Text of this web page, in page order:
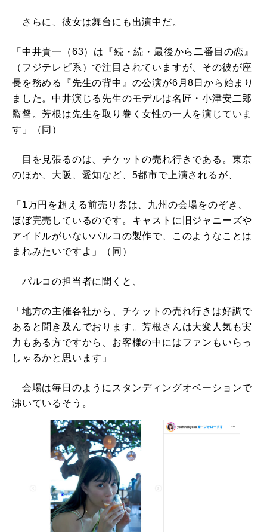
さらに、彼女は舞台にも出演中だ。
「中井貴一（63）は『続・続・最後から二番目の恋』
（フジテレビ系）で注目されていますが、その彼が座
長を務める『先生の背中』の公演が6月8日から始まり
ました。中井演じる先生のモデルは名匠・小津安二郎
監督。芳根は先生を取り巻く女性の一人を演じていま
す」（同）
目を見張るのは、チケットの売れ行きである。東京
のほか、大阪、愛知など、5都市で上演されるが、
「1万円を超える前売り券は、九州の会場をのぞき、
ほぼ完売しているのです。キャストに旧ジャニーズや
アイドルがいないパルコの製作で、このようなことは
まれみたいですよ」（同）
パルコの担当者に聞くと、
「地方の主催各社から、チケットの売れ行きは好調で
あると聞き及んでおります。芳根さんは大変人気も実
力もある方ですから、お客様の中にはファンもいらっ
しゃるかと思います」
会場は毎日のようにスタンディングオベーションで
沸いているそう。